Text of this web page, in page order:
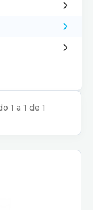
1 a 1 de 1